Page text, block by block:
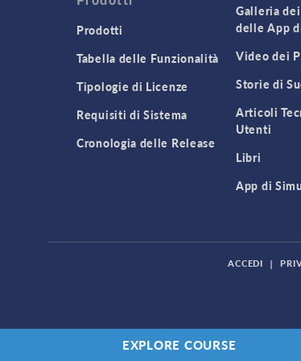
EXPLORE COURSE
Prodotti
Tabella delle Funzionalità
Tipologie di Licenze
Requisiti di Sistema
Cronologia delle Release
Galleria
delle App
Video dei
Storie di
Articoli
Utenti
Libri
App di
ACCEDI |